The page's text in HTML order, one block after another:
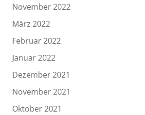
November 2022
März 2022
Februar 2022
Januar 2022
Dezember 2021
November 2021
Oktober 2021